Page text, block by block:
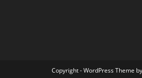
Copyright - WordPress Theme